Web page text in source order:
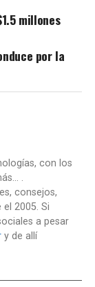
millones
por la
con los
.
consejos,
2005. Si
a pesar
y de allí